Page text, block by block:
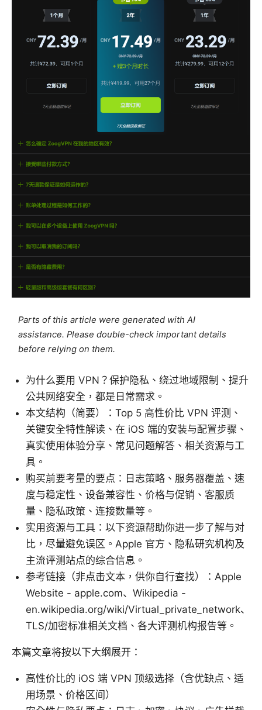
Parts of this article were generated with AI
assistance. Please double-check important details
before relying on them.
为什么要用 VPN？保护隐私、绕过地域限制、提升
公共网络安全，都是日常需求。
本文结构（简要）：Top 5 高性价比 VPN 评测、
关键安全特性解读、在 iOS 端的安装与配置步骤、
真实使用体验分享、常见问题解答、相关资源与工
具。
购买前要考量的要点：日志策略、服务器覆盖、速
度与稳定性、设备兼容性、价格与促销、客服质
量、隐私政策、连接数量等。
实用资源与工具：以下资源帮助你进一步了解与对
比，尽量避免误区。Apple 官方、隐私研究机构及
主流评测站点的综合信息。
参考链接（非点击文本，供你自行查找）：Apple
Website - apple.com、Wikipedia -
en.wikipedia.org/wiki/Virtual_private_network、
TLS/加密标准相关文档、各大评测机构报告等。
本篇文章将按以下大纲展开：
高性价比的 iOS 端 VPN 顶级选择（含优缺点、适
用场景、价格区间）